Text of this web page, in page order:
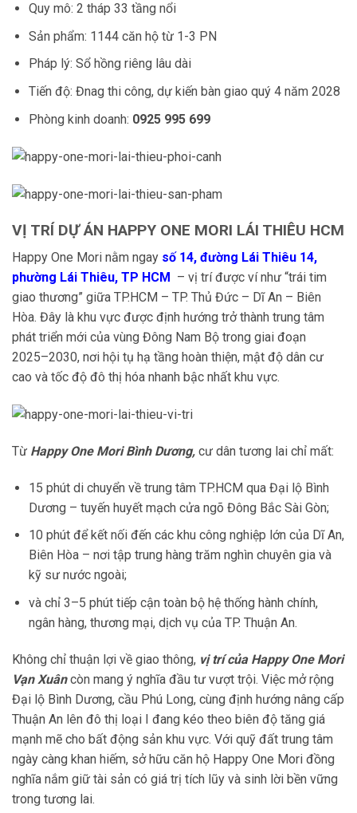
Quy mô: 2 tháp 33 tầng nổi
Sản phẩm: 1144 căn hộ từ 1-3 PN
Pháp lý: Sổ hồng riêng lâu dài
Tiến độ: Đnag thi công, dự kiến bàn giao quý 4 năm 2028
Phòng kinh doanh: 0925 995 699
VỊ TRÍ DỰ ÁN HAPPY ONE MORI LÁI THIÊU HCM
Happy One Mori nằm ngay số 14, đường Lái Thiêu 14,
phường Lái Thiêu, TP HCM
– vị trí được ví như “trái tim
giao thương” giữa TP.HCM – TP. Thủ Đức – Dĩ An – Biên
Hòa. Đây là khu vực được định hướng trở thành trung tâm
phát triển mới của vùng Đông Nam Bộ trong giai đoạn
2025–2030, nơi hội tụ hạ tầng hoàn thiện, mật độ dân cư
cao và tốc độ đô thị hóa nhanh bậc nhất khu vực.
Từ Happy One Mori Bình Dương, cư dân tương lai chỉ mất:
15 phút di chuyển về trung tâm TP.HCM qua Đại lộ Bình
Dương – tuyến huyết mạch cửa ngõ Đông Bắc Sài Gòn;
10 phút để kết nối đến các khu công nghiệp lớn của Dĩ An,
Biên Hòa – nơi tập trung hàng trăm nghìn chuyên gia và
kỹ sư nước ngoài;
và chỉ 3–5 phút tiếp cận toàn bộ hệ thống hành chính,
ngân hàng, thương mại, dịch vụ của TP. Thuận An.
Không chỉ thuận lợi về giao thông, vị trí của Happy One Mori
Vạn Xuâncòn mang ý nghĩa đầu tư vượt trội. Việc mở rộng
Đại lộ Bình Dương, cầu Phú Long, cùng định hướng nâng cấp
Thuận An lên đô thị loại I đang kéo theo biên độ tăng giá
mạnh mẽ cho bất động sản khu vực. Với quỹ đất trung tâm
ngày càng khan hiếm, sở hữu căn hộ Happy One Mori đồng
nghĩa nắm giữ tài sản có giá trị tích lũy và sinh lời bền vững
trong tương lai.